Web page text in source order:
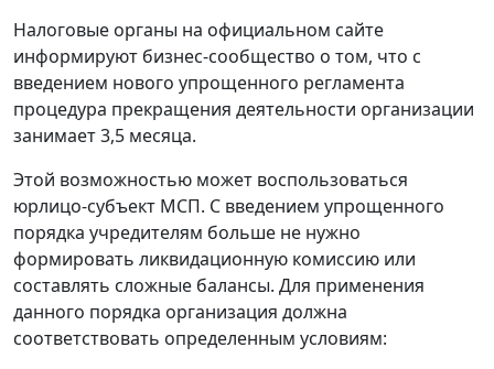
Налоговые органы на официальном сайте
информируют бизнес-сообщество о том, что с
введением нового упрощенного регламента
процедура прекращения деятельности организации
занимает 3,5 месяца.
Этой возможностью может воспользоваться
юрлицо-субъект МСП. С введением упрощенного
порядка учредителям больше не нужно
формировать ликвидационную комиссию или
составлять сложные балансы. Для применения
данного порядка организация должна
соответствовать определенным условиям: